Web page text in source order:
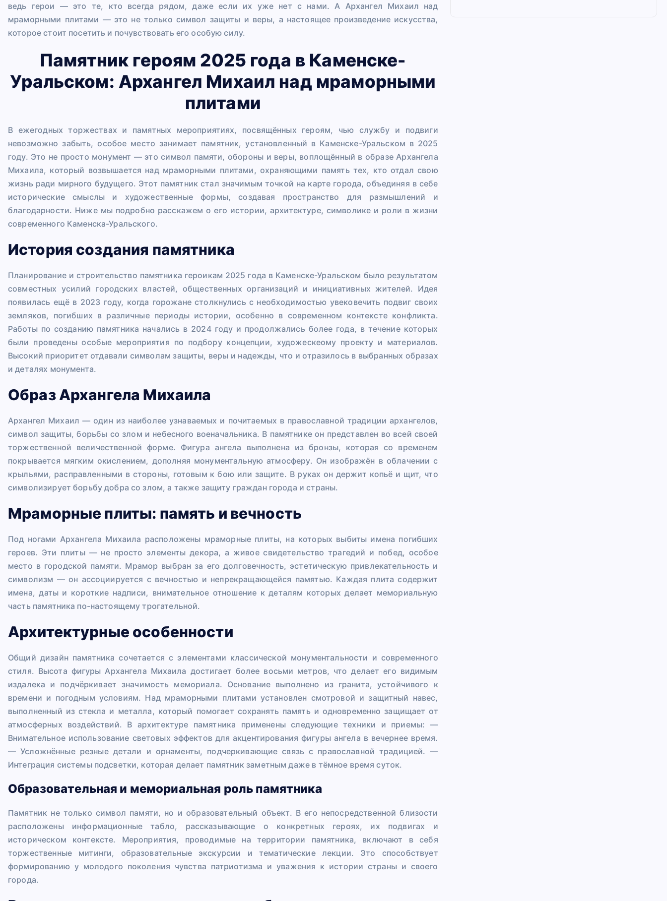
ведь герои — это те, кто всегда рядом, даже если их уже нет с нами. А Архангел Михаил над
мраморными плитами — это не только символ защиты и веры, а настоящее произведение искусства,
которое стоит посетить и почувствовать его особую силу.
Памятник героям 2025 года в Каменске-
Уральском: Архангел Михаил над мраморными
плитами
В ежегодных торжествах и памятных мероприятиях, посвящённых героям, чью службу и подвиги
невозможно забыть, особое место занимает памятник, установленный в Каменске-Уральском в 2025
году. Это не просто монумент — это символ памяти, обороны и веры, воплощённый в образе Архангела
Михаила, который возвышается над мраморными плитами, охраняющими память тех, кто отдал свою
жизнь ради мирного будущего. Этот памятник стал значимым точкой на карте города, объединяя в себе
исторические смыслы и художественные формы, создавая пространство для размышлений и
благодарности. Ниже мы подробно расскажем о его истории, архитектуре, символике и роли в жизни
современного Каменска-Уральского.
История создания памятника
Планирование и строительство памятника героикам 2025 года в Каменске-Уральском было результатом
совместных усилий городских властей, общественных организаций и инициативных жителей. Идея
появилась ещё в 2023 году, когда горожане столкнулись с необходимостью увековечить подвиг своих
земляков, погибших в различные периоды истории, особенно в современном контексте конфликта.
Работы по созданию памятника начались в 2024 году и продолжались более года, в течение которых
были проведены особые мероприятия по подбору концепции, художескеому проекту и материалов.
Высокий приоритет отдавали символам защиты, веры и надежды, что и отразилось в выбранных образах
и деталях монумента.
Образ Архангела Михаила
Архангел Михаил — один из наиболее узнаваемых и почитаемых в православной традиции архангелов,
символ защиты, борьбы со злом и небесного военачальника. В памятнике он представлен во всей своей
торжественной величественной форме. Фигура ангела выполнена из бронзы, которая со временем
покрывается мягким окислением, дополняя монументальную атмосферу. Он изображён в облачении с
крыльями, расправленными в стороны, готовым к бою или защите. В руках он держит копьё и щит, что
символизирует борьбу добра со злом, а также защиту граждан города и страны.
Мраморные плиты: память и вечность
Под ногами Архангела Михаила расположены мраморные плиты, на которых выбиты имена погибших
героев. Эти плиты — не просто элементы декора, а живое свидетельство трагедий и побед, особое
место в городской памяти. Мрамор выбран за его долговечность, эстетическую привлекательность и
символизм — он ассоциируется с вечностью и непрекращающейся памятью. Каждая плита содержит
имена, даты и короткие надписи, внимательное отношение к деталям которых делает мемориальную
часть памятника по-настоящему трогательной.
Архитектурные особенности
Общий дизайн памятника сочетается с элементами классической монументальности и современного
стиля. Высота фигуры Архангела Михаила достигает более восьми метров, что делает его видимым
издалека и подчёркивает значимость мемориала. Основание выполнено из гранита, устойчивого к
времени и погодным условиям. Над мраморными плитами установлен смотровой и защитный навес,
выполненный из стекла и металла, который помогает сохранять память и одновременно защищает от
атмосферных воздействий. В архитектуре памятника применены следующие техники и приемы: —
Внимательное использование световых эффектов для акцентирования фигуры ангела в вечернее время.
— Усложнённые резные детали и орнаменты, подчеркивающие связь с православной традицией. —
Интеграция системы подсветки, которая делает памятник заметным даже в тёмное время суток.
Образовательная и мемориальная роль памятника
Памятник не только символ памяти, но и образовательный объект. В его непосредственной близости
расположены информационные табло, рассказывающие о конкретных героях, их подвигах и
историческом контексте. Мероприятия, проводимые на территории памятника, включают в себя
торжественные митинги, образовательные экскурсии и тематические лекции. Это способствует
формированию у молодого поколения чувства патриотизма и уважения к истории страны и своего
города.